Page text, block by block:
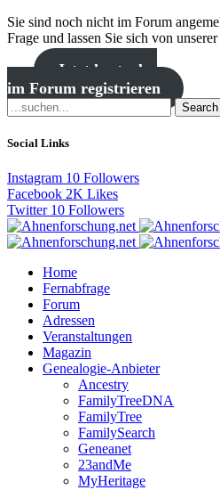
Sie sind noch nicht im Forum
Frage und lassen Sie sich von
Jetzt kostenlos
im Forum registrieren
Search
Social Links
Instagram 10 Followers
Facebook 2K Likes
Twitter 10 Followers
Home
Fernabfrage
Forum
Adressen
Veranstaltungen
Magazin
Genealogie-Anbieter
Ancestry
FamilyTreeDNA
FamilyTree
FamilySearch
Geneanet
23andMe
MyHeritage